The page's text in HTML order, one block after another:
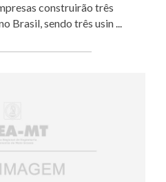
construirão três
Brasil, sendo três usin ...